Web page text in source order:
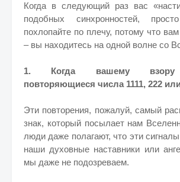
Когда в следующий раз вас
подобных синхронностей,
похлопайте по плечу, потому что
– вы находитесь на одной волне со
1. Когда вашему взору
повторяющиеся числа 1111, 222
Эти повторения, пожалуй, самый
знак, который посылает нам
люди даже полагают, что эти
наши духовные наставники или
мы даже не подозреваем.